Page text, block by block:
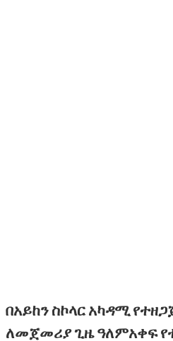
በአይከን ስኮላር አካዳሚ
ለመጀመሪያ ጊዜ ዓለምአቀፍ